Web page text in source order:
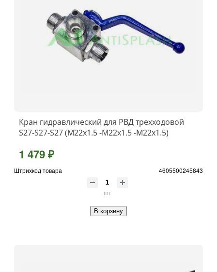
Кран гидравлический для РВД трехходовой
S27-S27-S27 (М22х1.5 -М22х1.5 -М22х1.5)
1 479 ₽
Штрихкод товара 4605500245843
шт
В корзину